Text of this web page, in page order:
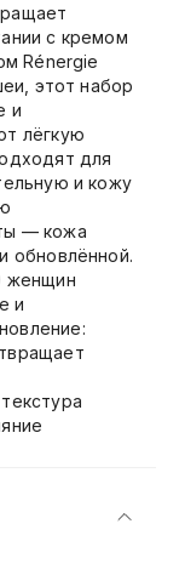
с кремом
Rénergie
этот набор
и
лёгкую
для
и кожу
— кожа
обновлённой.
женщин
и